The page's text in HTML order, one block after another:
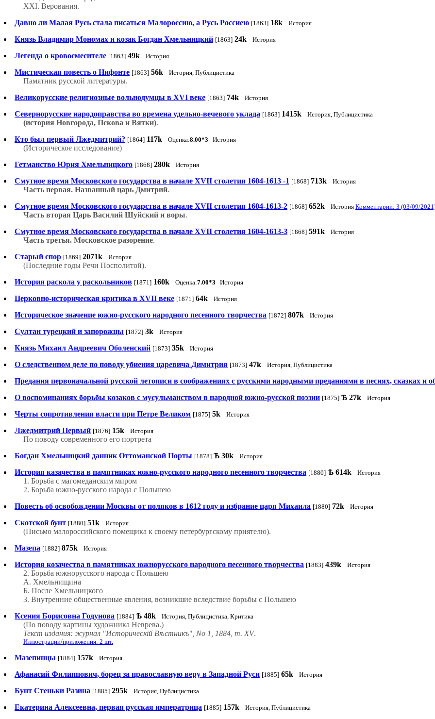
XXI. Верования.
Давно ли Малая Русь стала писаться Малороссию, а Русь Россиею [1863] 18k История
Князь Владимир Мономах и козак Богдан Хмельницкий [1863] 24k История
Легенда о кровосмесителе [1863] 49k История
Мистическая повесть о Нифонте [1863] 56k История, Публицистика
Памятник русской литературы.
Великорусские религиозные вольнодумцы в XVI веке [1863] 74k История
Севернорусские народоправства во времена удельно-вечевого уклада [1863] 1415k История, Публицистика
(история Новгорода, Пскова и Вятки).
Кто был первый Лжедмитрий? [1864] 117k Оценка:8.00*3 История
(Историческое исследование)
Гетманство Юрия Хмельницкого [1868] 280k История
Смутное время Московского государства в начале XVII столетия 1604-1613 -1 [1868] 713k История
Часть первая. Названный царь Дмитрий.
Смутное время Московского государства в начале XVII столетия 1604-1613-2 [1868] 652k История Комментарии: 3 (03/09/
Часть вторая Царь Василий Шуйский и воры.
Смутное время Московского государства в начале XVII столетия 1604-1613-3 [1868] 591k История
Часть третья. Московское разорение.
Старый спор [1869] 2071k История
(Последние годы Речи Посполитой).
История раскола у раскольников [1871] 160k Оценка:7.00*3 История
Церковно-историческая критика в XVII веке [1871] 64k История
Историческое значение южно-русского народного песенного творчества [1872] 807k История
Султан турецкий и запорожцы [1872] 3k История
Князь Михаил Андреевич Оболенский [1873] 35k История
О следственном деле по поводу убиения царевича Димитрия [1873] 47k История, Публицистика
Предания первоначальной русской летописи в соображениях с русскими народными преданиями в песнях, сказках и
О воспоминаниях борьбы козаков с мусульманством в народной южно-русской поэзии [1875] Ѣ 27k История
Черты сопротивления власти при Петре Великом [1875] 5k История
Лжедмитрий Первый [1876] 15k История
По поводу современного его портрета
Богдан Хмельницкий данник Оттоманской Порты [1878] Ѣ 30k История
История казачеcтва в памятниках южно-русского народного песенного творчества [1880] Ѣ 614k История
1. Борьба с магомеданским миром
2. Борьба южно-русского народа с Польшею
Повесть об освобождении Москвы от поляков в 1612 году и избрание царя Михаила [1880] 72k История
Скотской бунт [1880] 51k История
(Письмо малороссийского помещика к своему петербургскому приятелю).
Мазепа [1882] 875k История
История козачества в памятниках южнорусского народного песенного творчества [1883] 439k История
2. Борьба южнорусского народа с Польшею
А. Хмельнищина
Б. После Хмельницкого
3. Внутренние общественные явления, возникшие вследствие борьбы с Польшею
Ксения Борисовна Годунова [1884] Ѣ 48k История, Публицистика, Критика
(По поводу картины художника Неврева.)
Текст издания: журнал "Историческій Вѣстникъ", No 1, 1884, т. XV.
Иллюстрации/приложения: 2 шт.
Мазепинцы [1884] 157k История
Афанасий Филиппович, борец за православную веру в Западной Руси [1885] 65k История
Бунт Стеньки Разина [1885] 295k История, Публицистика
Екатерина Алексеевна, первая русская императрица [1885] 157k История, Публицистика